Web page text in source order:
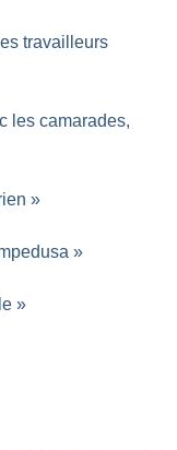
travailleurs
les camarades,
»
»
»